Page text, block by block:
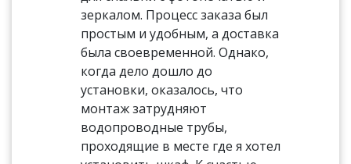
зеркалом. Процесс заказа был
простым и удобным, а доставка
была своевременной. Однако,
когда дело дошло до
установки, оказалось, что
монтаж затрудняют
водопроводные трубы,
проходящие в месте где я хотел